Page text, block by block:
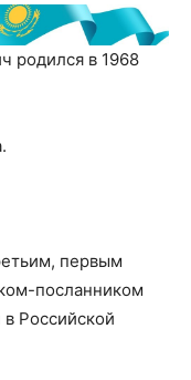
родился в 1968
первым
посланником
в Российской